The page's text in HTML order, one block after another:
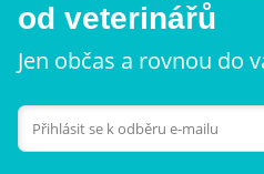
od veterinářů
Jen občas a rovnou do